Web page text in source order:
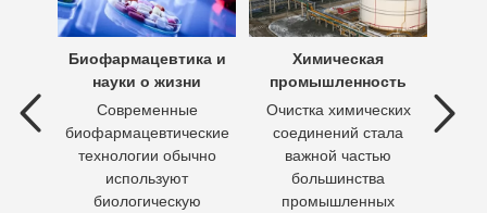
Биофармацевтика и
науки о жизни
Современные
биофармацевтические
технологии обычно
используют
биологическую
Химическая
промышленность
Очистка химических
соединений стала
важной частью
большинства
промышленных